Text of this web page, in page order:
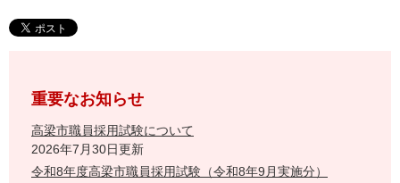
重要なお知らせ
高梁市職員採用試験について
2026年7月30日更新
令和8年度高梁市職員採用試験（令和8年9月実施分）